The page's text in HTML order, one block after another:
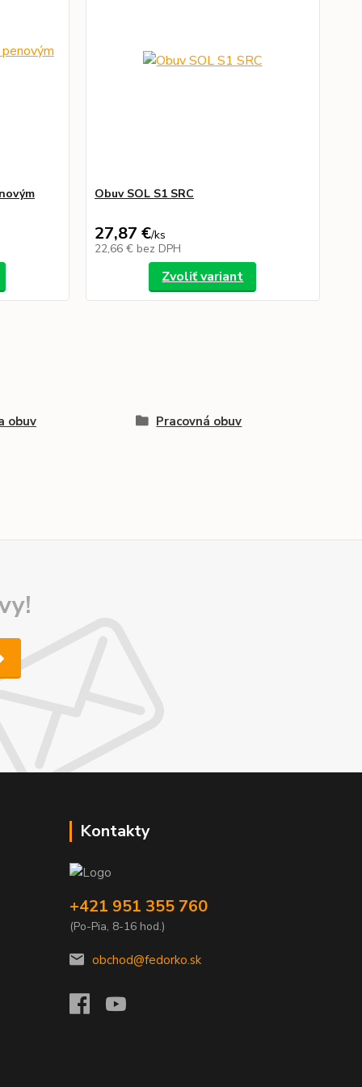
Obuv SOL S1 SRC
27,87 €/ks
22,66 € bez DPH
Zvoliť variant
obuv
Pracovná obuv
Kontakty
+421 951 355 760
(Po-Pia, 8-16 hod.)
obchod@fedorko.sk